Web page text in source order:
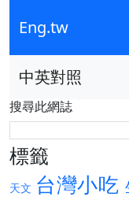
Eng.tw
中英對照
搜尋此網誌
標籤
天文 台灣小吃